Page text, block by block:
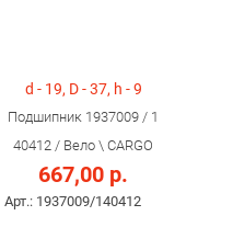
d - 19, D - 37, h - 9
Подшипник 1937009 / 1
40412 / Вело \ CARGO
667,00 р.
Арт.: 1937009/140412